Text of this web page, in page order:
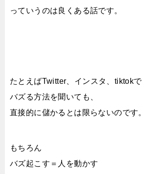
っていうのは良くある話です。
たとえばTwitter、インスタ、tiktokで
バズる方法を聞いても、
直接的に儲かるとは限らないのです。
もちろん
バズ起こす＝人を動かす